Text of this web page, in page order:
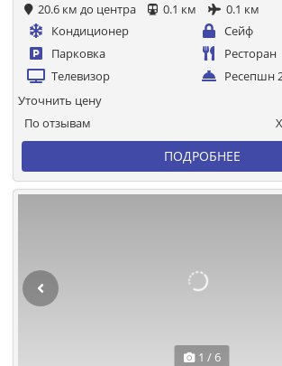
20.6 км до центра 0.1 км
0.1 км
Кондиционер
Сейф
Парковка
Ресторан
Телевизор
Ресепшн
По отзывам
Уточнить цену
ПОДРОБНЕЕ
1 / 6